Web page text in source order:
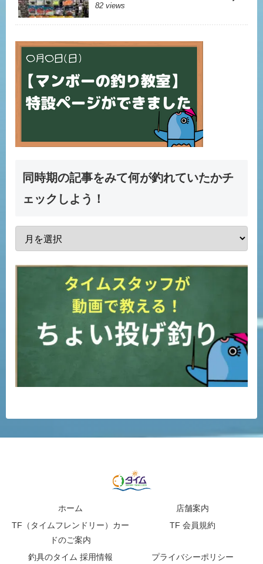
82 views
同時期の記事をみて何が釣れていたかチ
ェックしよう！
ホーム
店舗案内
TF（タイムフレンドリー）カー
ドのご案内
TF 会員規約
釣具のタイム 採用情報 プライバシーポリシー